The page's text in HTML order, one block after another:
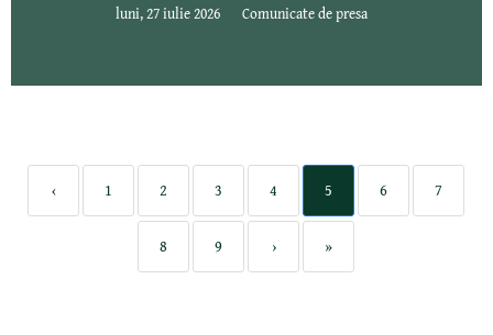
luni, 27 iulie 2026 Comunicate de presa
‹ 1 2 3 4 5 6 7
8 9 › »